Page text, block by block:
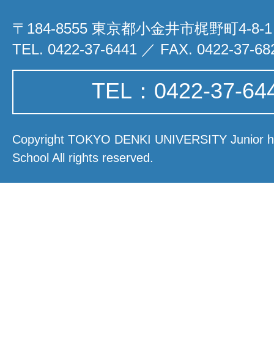
〒184-8555 東京都小金井市梶野町4-8-1
TEL. 0422-37-6441 ／ FAX. 0422-37-
TEL：0422-37-
Copyright TOKYO DENKI UNIVERSITY Junior
School All rights reserved.